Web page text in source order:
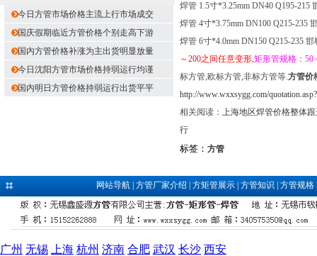
今日方管市场价格主流上行市场成交
国庆假期临近方管价格个别走高下游
国内方管价格补涨为主出货明显放量
今日沈阳方管市场价格持弱运行均谨
国内明日方管价格持弱运行出货平平
焊管 1.5寸*3.25mm DN40 Q195-215
焊管 4寸*3.75mm DN100 Q215-235
焊管 6寸*4.0mm DN150 Q215-235
～200之间任意变形,矩形管规格：50
标方管,欧标方管,非标方管等.方管价
http://www.wxxsygg.com/
相关阅读： 上海地区焊管价格整体
行
标签： 方管
网站导航| 方管厂家介绍 方矩管展示| 方管知识 方管规格
广州 无锡 上海 杭州 济南 合肥 武汉 长沙 西安